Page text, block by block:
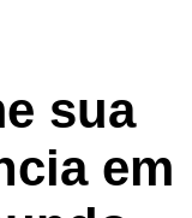
sua
em